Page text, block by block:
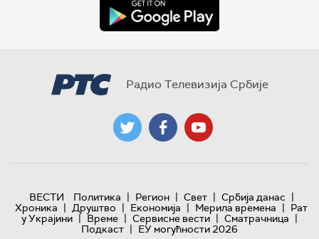
Радио Телевизија Србије
ВЕСТИ Политика | Регион | Свет | Србија данас |
Хроника | Друштво | Економија | Мерила времена | Рат
у Украјини | Време | Сервисне вести | Сматрачница |
Подкаст | ЕУ могућности 2026